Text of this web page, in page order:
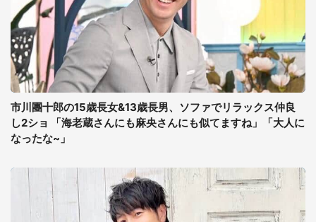
市川團十郎の15歳長女&13歳長男、ソファでリラックス仲良
し2ショ 「海老蔵さんにも麻央さんにも似てますね」「大人に
なったな~」